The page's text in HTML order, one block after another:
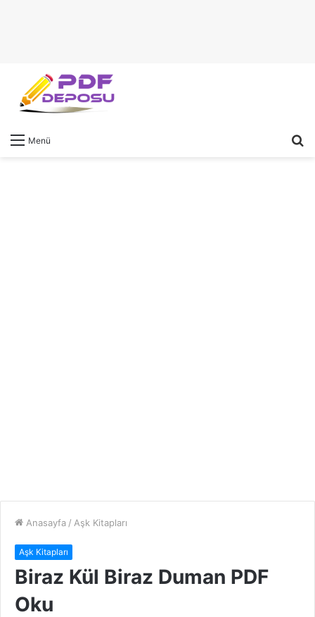
Menü
Anasayfa / Aşk Kitapları
Aşk Kitapları
Biraz Kül Biraz Duman PDF
Oku